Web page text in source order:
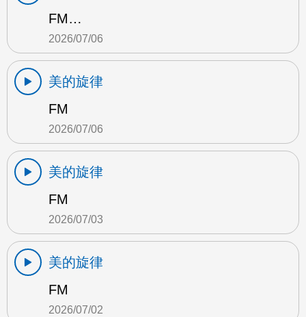
FM…
2026/07/06
美的旋律
FM
2026/07/06
美的旋律
FM
2026/07/03
美的旋律
FM
2026/07/02